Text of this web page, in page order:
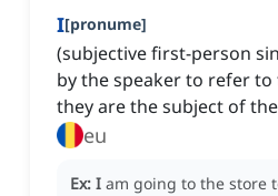
I[pronume]
(subjective first-person
by the speaker to refer to
they are the subject of
eu
Ex: I am going to the store